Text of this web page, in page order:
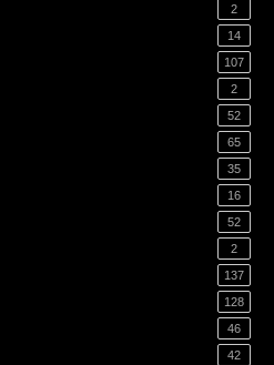
2
14
107
2
52
65
35
16
52
2
137
128
46
42